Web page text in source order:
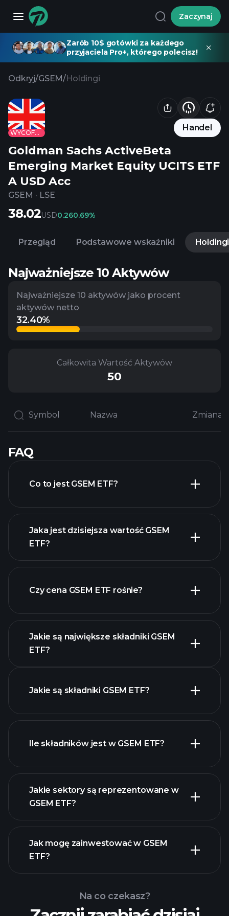
Zaczynaj
Zarób 10$ gotówki za każdego
przyjaciela Pro+, którego polecisz!
Odkryj/GSEM/Holdingi
WYCOFANE
Handel
Goldman Sachs ActiveBeta
Emerging Market Equity UCITS ETF
A USD Acc
GSEM · LSE
38.02USD0.260.69%
Przegląd Podstawowe wskaźniki Holdingi
Najważniejsze 10 Aktywów
Najważniejsze 10 aktywów jako procent
aktywów netto
32.40%
Całkowita Wartość Aktywów
50
Symbol Nazwa
FAQ
Co to jest GSEM ETF?
Jaka jest dzisiejsza wartość GSEM
ETF?
zaawansowanym wykresie
Czy cena GSEM ETF rośnie?
Jakie są największe składniki GSEM
ETF?
holdings
Jakie są składniki GSEM ETF?
holdings
Ile składników jest w GSEM ETF?
Jakie sektory są reprezentowane w
GSEM ETF?
Jak mogę zainwestować w GSEM
ETF?
Na co czekasz?